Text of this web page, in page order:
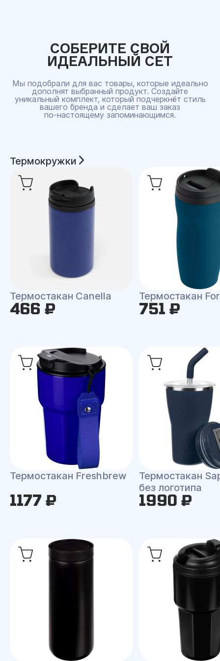
СОБЕРИТЕ СВОЙ
ИДЕАЛЬНЫЙ СЕТ
Мы подобрали для вас товары, которые идеально
дополнят выбранный продукт. Создайте
уникальный комплект, который подчеркнёт стиль
вашего бренда и сделает ваш заказ
по‑настоящему запоминающимся.
Термокружки
Термостакан Canella
466 ₽
Термостакан
751 ₽
Термостакан Freshbrew
1177 ₽
Термостакан
без логотипа
1990 ₽